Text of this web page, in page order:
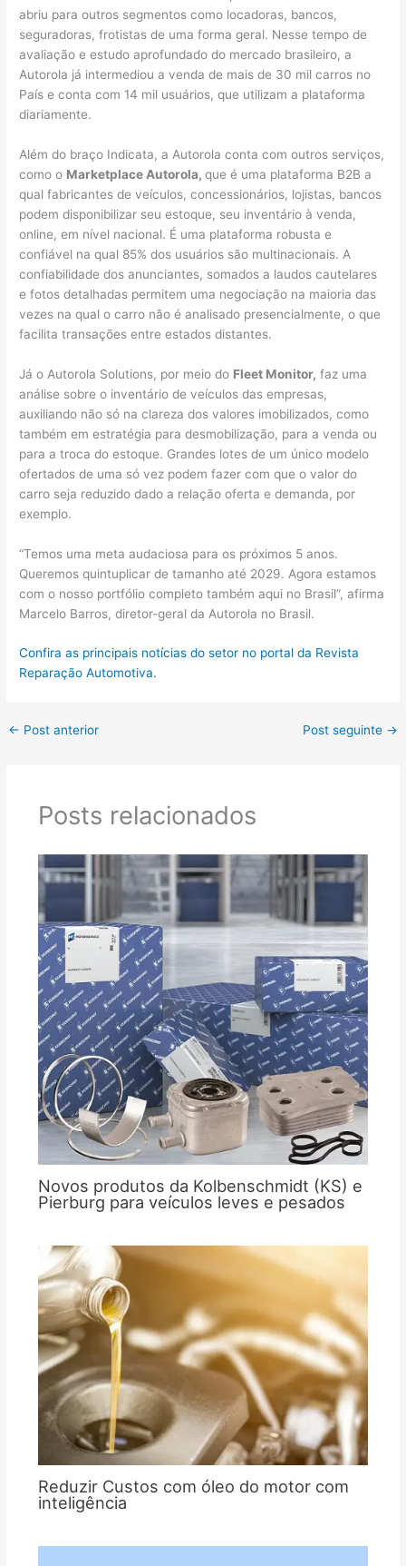
abriu para outros segmentos como locadoras, bancos,
seguradoras, frotistas de uma forma geral. Nesse tempo de
avaliação e estudo aprofundado do mercado brasileiro, a
Autorola já intermediou a venda de mais de 30 mil carros no
País e conta com 14 mil usuários, que utilizam a plataforma
diariamente.
Além do braço Indicata, a Autorola conta com outros serviços,
como o Marketplace Autorola,que é uma plataforma B2B a
qual fabricantes de veículos, concessionários, lojistas, bancos
podem disponibilizar seu estoque, seu inventário à venda,
online, em nível nacional. É uma plataforma robusta e
confiável na qual 85% dos usuários são multinacionais. A
confiabilidade dos anunciantes, somados a laudos cautelares
e fotos detalhadas permitem uma negociação na maioria das
vezes na qual o carro não é analisado presencialmente, o que
facilita transações entre estados distantes.
Já o Autorola Solutions, por meio do Fleet Monitor, faz uma
análise sobre o inventário de veículos das empresas,
auxiliando não só na clareza dos valores imobilizados, como
também em estratégia para desmobilização, para a venda ou
para a troca do estoque. Grandes lotes de um único modelo
ofertados de uma só vez podem fazer com que o valor do
carro seja reduzido dado a relação oferta e demanda, por
exemplo.
“Temos uma meta audaciosa para os próximos 5 anos.
Queremos quintuplicar de tamanho até 2029. Agora estamos
com o nosso portfólio completo também aqui no Brasil”, afirma
Marcelo Barros, diretor-geral da Autorola no Brasil.
Confira as principais notícias do setor no portal da Revista
Reparação Automotiva.
← Post anterior Post seguinte →
Posts relacionados
Novos produtos da Kolbenschmidt (KS) e
Pierburg para veículos leves e pesados
Reduzir Custos com óleo do motor com
inteligência